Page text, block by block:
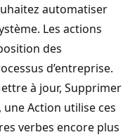
automatiser
Les actions
des
d’entreprise.
à jour, Supprimer
Action utilise ces
verbes encore plus